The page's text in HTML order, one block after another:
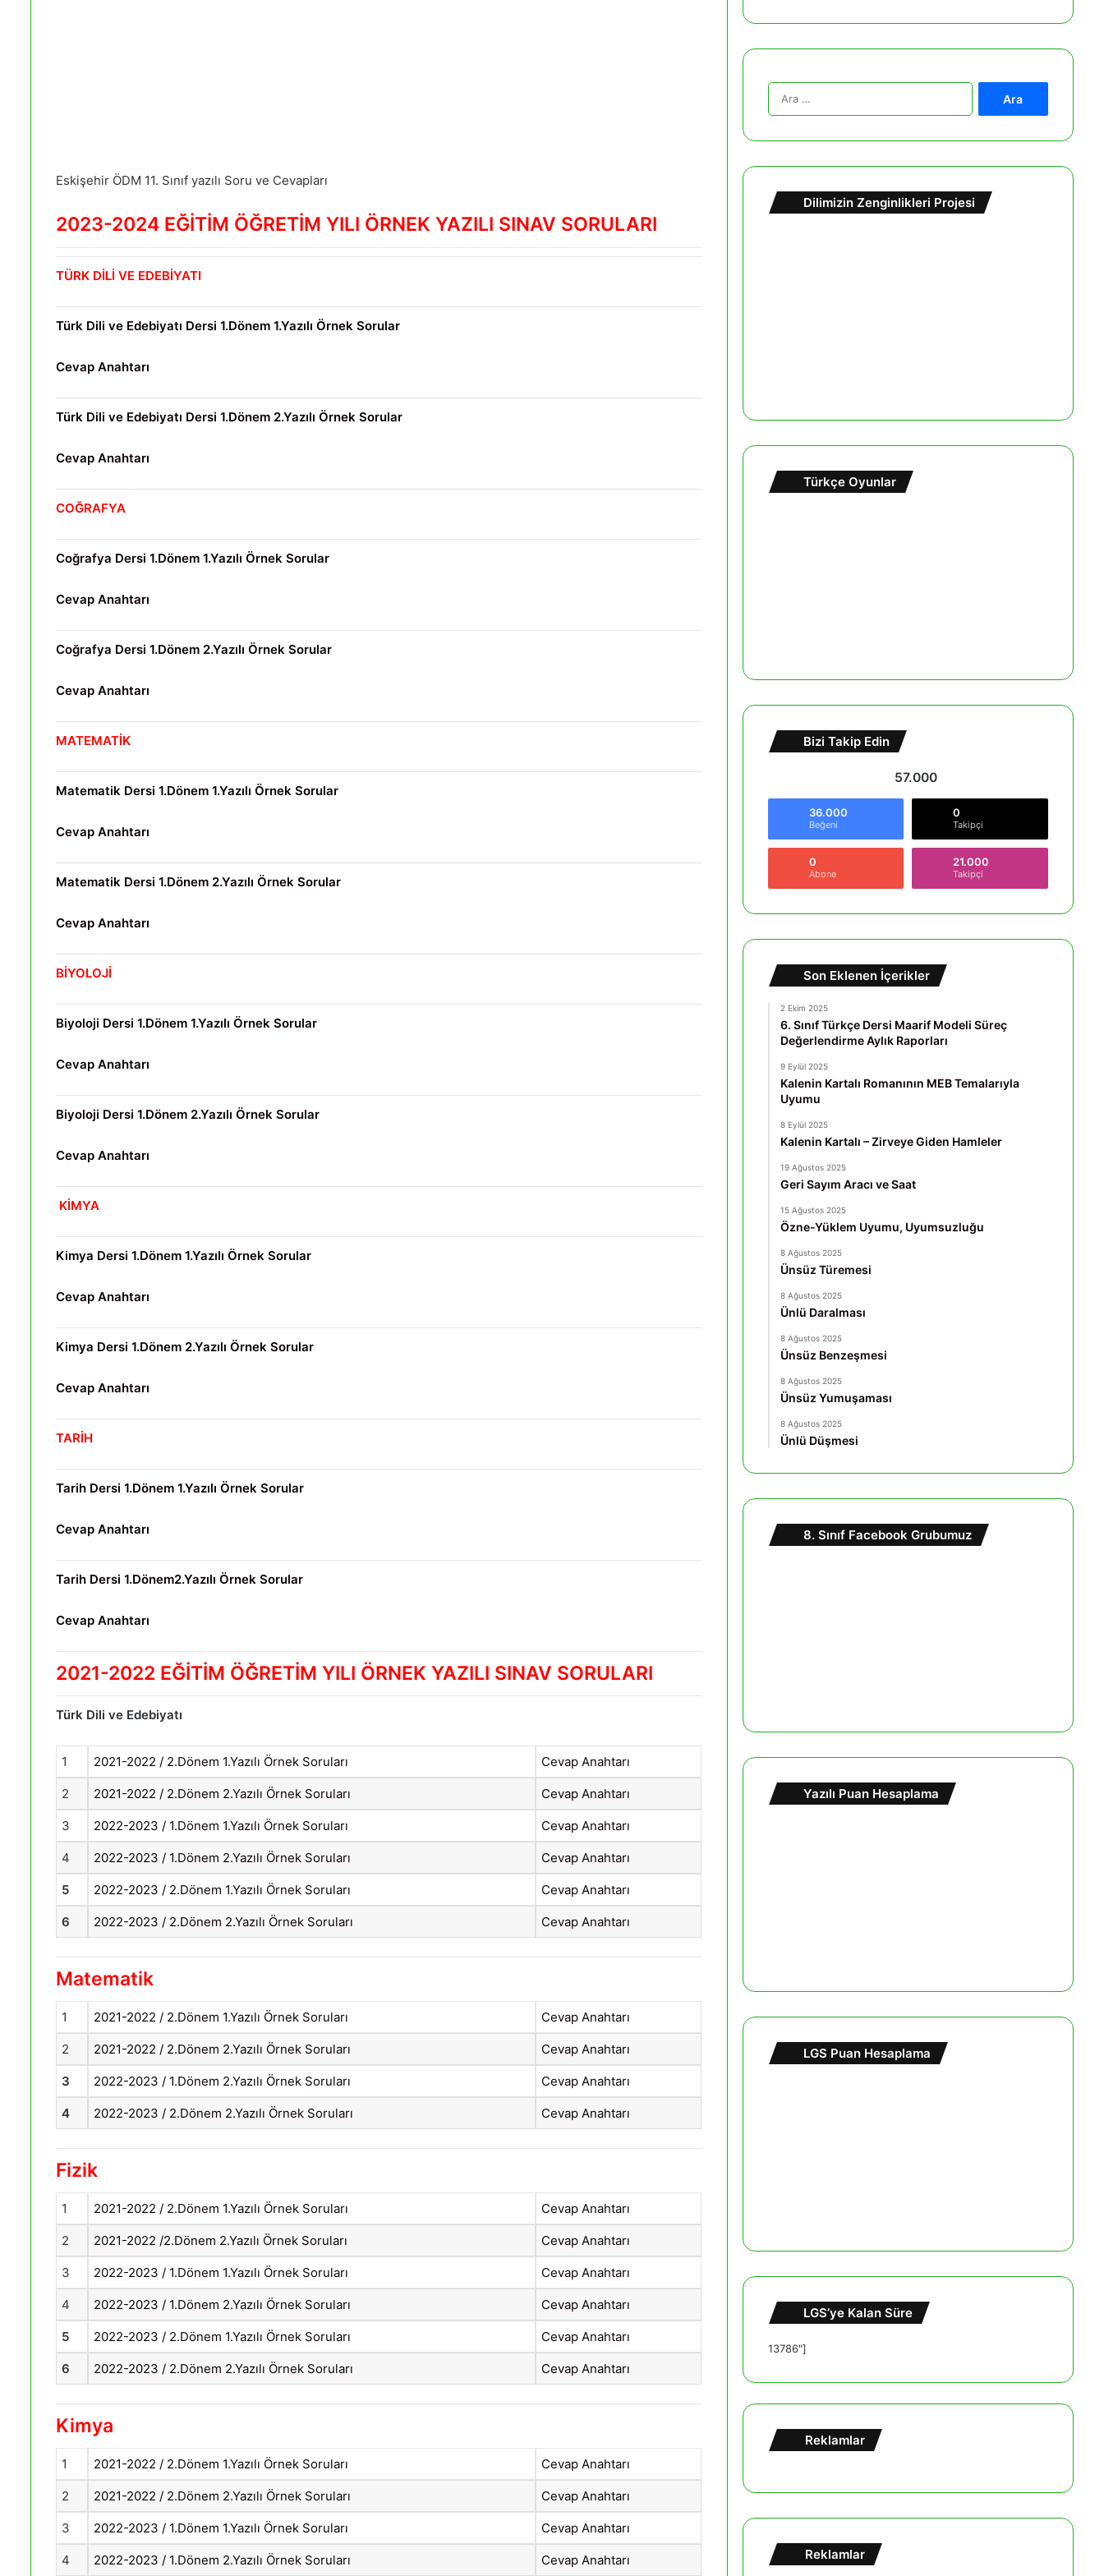
Eskişehir ÖDM 11. Sınıf yazılı Soru ve Cevapları
2023-2024 EĞİTİM ÖĞRETİM YILI ÖRNEK YAZILI SINAV SORULARI
TÜRK DİLİ VE EDEBİYATI
Türk Dili ve Edebiyatı Dersi 1.Dönem 1.Yazılı Örnek Sorular
Cevap Anahtarı
Türk Dili ve Edebiyatı Dersi 1.Dönem 2.Yazılı Örnek Sorular
Cevap Anahtarı
COĞRAFYA
Coğrafya Dersi 1.Dönem 1.Yazılı Örnek Sorular
Cevap Anahtarı
Coğrafya Dersi 1.Dönem 2.Yazılı Örnek Sorular
Cevap Anahtarı
MATEMATİK
Matematik Dersi 1.Dönem 1.Yazılı Örnek Sorular
Cevap Anahtarı
Matematik Dersi 1.Dönem 2.Yazılı Örnek Sorular
Cevap Anahtarı
BİYOLOJİ
Biyoloji Dersi 1.Dönem 1.Yazılı Örnek Sorular
Cevap Anahtarı
Biyoloji Dersi 1.Dönem 2.Yazılı Örnek Sorular
Cevap Anahtarı
KİMYA
Kimya Dersi 1.Dönem 1.Yazılı Örnek Sorular
Cevap Anahtarı
Kimya Dersi 1.Dönem 2.Yazılı Örnek Sorular
Cevap Anahtarı
TARİH
Tarih Dersi 1.Dönem 1.Yazılı Örnek Sorular
Cevap Anahtarı
Tarih Dersi 1.Dönem2.Yazılı Örnek Sorular
Cevap Anahtarı
2021-2022 EĞİTİM ÖĞRETİM YILI ÖRNEK YAZILI SINAV SORULARI
Türk Dili ve Edebiyatı
1 2021-2022 / 2.Dönem 1.Yazılı Örnek Soruları Cevap Anahtarı
2 2021-2022 / 2.Dönem 2.Yazılı Örnek Soruları Cevap Anahtarı
3 2022-2023 / 1.Dönem 1.Yazılı Örnek Soruları Cevap Anahtarı
4 2022-2023 / 1.Dönem 2.Yazılı Örnek Soruları Cevap Anahtarı
5 2022-2023 / 2.Dönem 1.Yazılı Örnek Soruları Cevap Anahtarı
6 2022-2023 / 2.Dönem 2.Yazılı Örnek Soruları Cevap Anahtarı
Matematik
1 2021-2022 / 2.Dönem 1.Yazılı Örnek Soruları Cevap Anahtarı
2 2021-2022 / 2.Dönem 2.Yazılı Örnek Soruları Cevap Anahtarı
3 2022-2023 / 1.Dönem 2.Yazılı Örnek Soruları Cevap Anahtarı
4 2022-2023 / 2.Dönem 2.Yazılı Örnek Soruları Cevap Anahtarı
Fizik
1 2021-2022 / 2.Dönem 1.Yazılı Örnek Soruları Cevap Anahtarı
2 2021-2022 /2.Dönem 2.Yazılı Örnek Soruları Cevap Anahtarı
3 2022-2023 / 1.Dönem 1.Yazılı Örnek Soruları Cevap Anahtarı
4 2022-2023 / 1.Dönem 2.Yazılı Örnek Soruları Cevap Anahtarı
5 2022-2023 / 2.Dönem 1.Yazılı Örnek Soruları Cevap Anahtarı
6 2022-2023 / 2.Dönem 2.Yazılı Örnek Soruları Cevap Anahtarı
Kimya
1 2021-2022 / 2.Dönem 1.Yazılı Örnek Soruları Cevap Anahtarı
2 2021-2022 / 2.Dönem 2.Yazılı Örnek Soruları Cevap Anahtarı
3 2022-2023 / 1.Dönem 1.Yazılı Örnek Soruları Cevap Anahtarı
4 2022-2023 / 1.Dönem 2.Yazılı Örnek Soruları Cevap Anahtarı
m
Dilimizin Zenginlikleri Projesi
Türkçe Oyunlar
Bizi Takip Edin
57.000
36.000
Beğeni
0
Takipçi
0
Abone
21.000
Takipçi
Son Eklenen İçerikler
2 Ekim 2025
6. Sınıf Türkçe Dersi Maarif Modeli Süreç
Değerlendirme Aylık Raporları
9 Eylül 2025
Kalenin Kartalı Romanının MEB Temalarıyla
Uyumu
8 Eylül 2025
Kalenin Kartalı – Zirveye Giden Hamleler
19 Ağustos 2025
Geri Sayım Aracı ve Saat
15 Ağustos 2025
Özne-Yüklem Uyumu, Uyumsuzluğu
8 Ağustos 2025
Ünsüz Türemesi
8 Ağustos 2025
Ünlü Daralması
8 Ağustos 2025
Ünsüz Benzeşmesi
8 Ağustos 2025
Ünsüz Yumuşaması
8 Ağustos 2025
Ünlü Düşmesi
8. Sınıf Facebook Grubumuz
Yazılı Puan Hesaplama
LGS Puan Hesaplama
LGS’ye Kalan Süre
13786"]
Reklamlar
Reklamlar